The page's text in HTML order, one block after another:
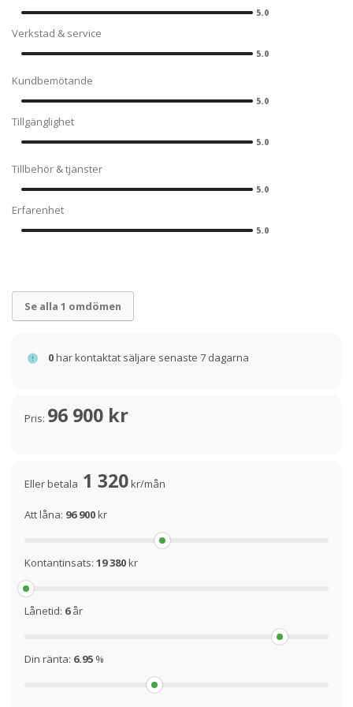
5.0
Verkstad & service
5.0
Kundbemötande
5.0
Tillgänglighet
5.0
Tillbehör & tjänster
5.0
Erfarenhet
5.0
Se alla 1 omdömen
0har kontaktat säljare senaste 7 dagarna
Pris: 96 900 kr
Eller betala 1 320kr/mån
Att låna: 96 900kr
Kontantinsats: 19 380kr
Lånetid: 6år
Din ränta: 6.95 %